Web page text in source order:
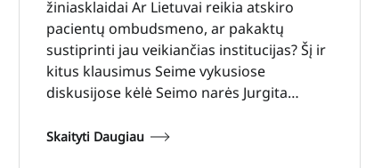
žiniasklaidai Ar Lietuvai reikia atskiro
pacientų ombudsmeno, ar pakaktų
sustiprinti jau veikiančias institucijas? Šį ir
kitus klausimus Seime vykusiose
diskusijose kėlė Seimo narės Jurgita…
Skaityti Daugiau